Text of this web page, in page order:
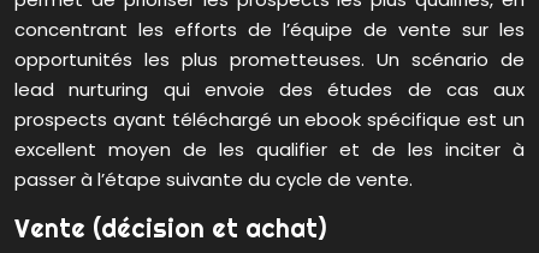
concentrant les efforts de l’équipe de vente sur les
opportunités les plus prometteuses. Un scénario de
lead nurturing qui envoie des études de cas aux
prospects ayant téléchargé un ebook spécifique est un
excellent moyen de les qualifier et de les inciter à
passer à l’étape suivante du cycle de vente.
Vente (décision et achat)